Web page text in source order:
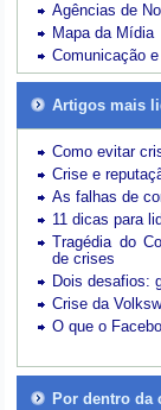
Agências de
Mapa da Mídia
Comunicação
Artigos mais
Como evitar
Crise e
As falhas de
11 dicas para
Tragédia do
de crises
Dois desafios:
Crise da
O que o
Por dentro da